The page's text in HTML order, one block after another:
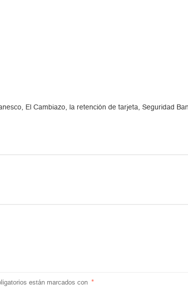
El Cambiazo, la retención de tarjeta, Seguridad
están marcados con *